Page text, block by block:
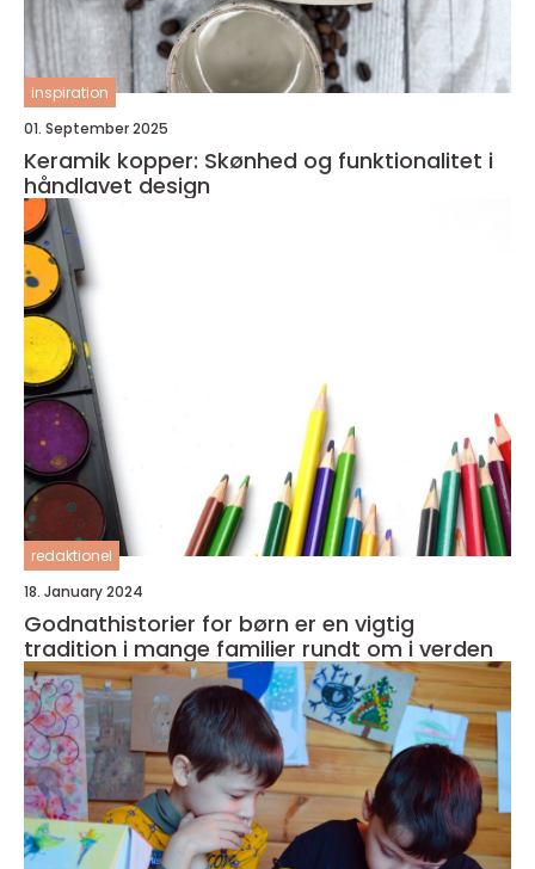
inspiration
01. September 2025
Keramik kopper: Skønhed og funktionalitet i
håndlavet design
redaktionel
18. January 2024
Godnathistorier for børn er en vigtig
tradition i mange familier rundt om i verden